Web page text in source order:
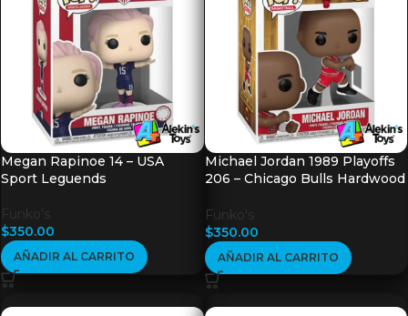
Megan Rapinoe 14 – USA
Sport Leguends
Funko's
$350.00
AÑADIR AL CARRITO
Michael Jordan 1989 Playoffs
206 – Chicago Bulls Hardwood
Funko's
$350.00
AÑADIR AL CARRITO